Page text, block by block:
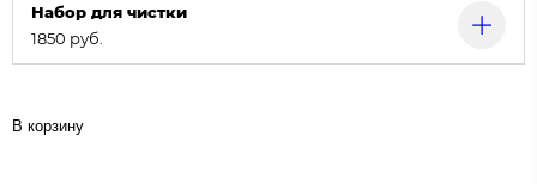
Набор для чистки
1850 руб.
В корзину